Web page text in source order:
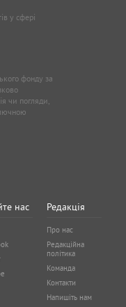
у сфері
фонду за
чи погляди,
нас Редакція
Про нас
Редакційна
політика
Команда
Контакти
Напишіть нам